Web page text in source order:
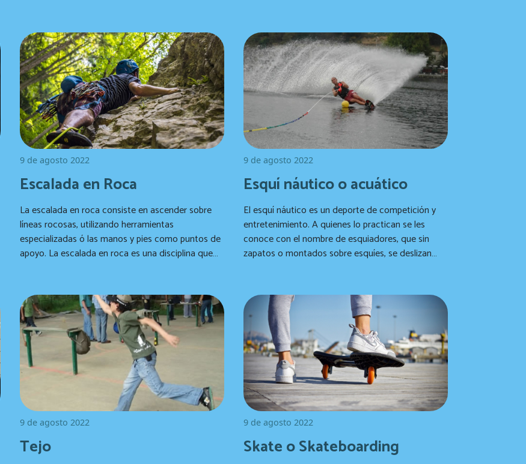
9 de agosto 2022
Escalada en Roca
La escalada en roca consiste en ascender sobre
líneas rocosas, utilizando herramientas
especializadas ó las manos y pies como puntos de
apoyo. La escalada en roca es una disciplina que
de ascenso y seguridad.
9 de agosto 2022
Esquí náutico o acuático
El esquí náutico es un deporte de competición y
entretenimiento. A quienes lo practican se les
conoce con el nombre de esquiadores, que sin
zapatos o montados sobre esquíes, se deslizan
9 de agosto 2022
Tejo
9 de agosto 2022
Skate o Skateboarding